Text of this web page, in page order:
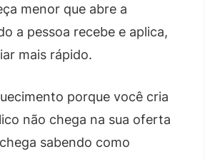
menor que abre a
a pessoa recebe e aplica,
mais rápido.
porque você cria
não chega na sua oferta
sabendo como